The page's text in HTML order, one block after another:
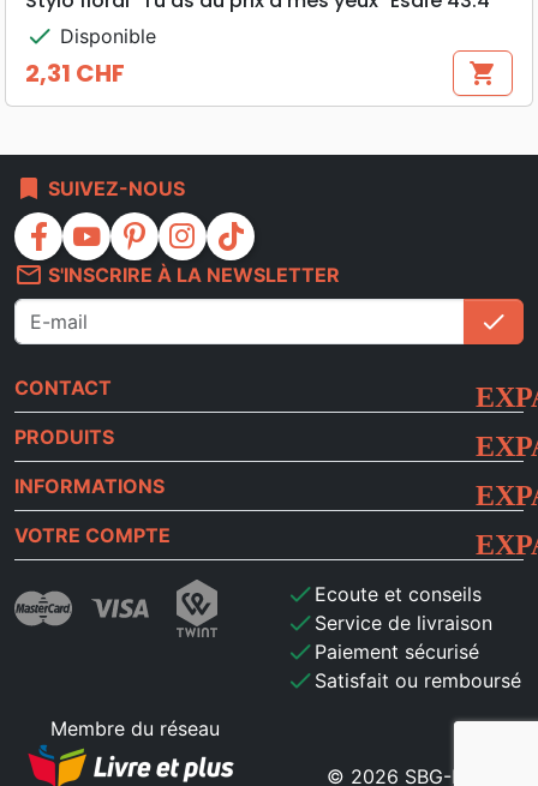
check Disponible
Prix
2,31 CHF shopping_cart
bookmark SUIVEZ-NOUS
facebook youtube pinterest instagram
tiktok
mail_outline S'INSCRIRE À LA NEWSLETTER
check
CONTACT
PRODUITS
INFORMATIONS
VOTRE COMPTE
check Ecoute et conseils
check Service de livraison
check Paiement sécurisé
check Satisfait ou remboursé
Membre du réseau
© 2026 SBG-MB